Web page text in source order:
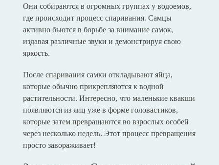
Они собираются в огромных группах у водоемов,
где происходит процесс спаривания. Самцы
активно бьются в борьбе за внимание самок,
издавая различные звуки и демонстрируя свою
яркость.
После спаривания самки откладывают яйца,
которые обычно прикрепляются к водной
растительности. Интересно, что маленькие квакши
появляются из яиц уже в форме головастиков,
которые затем превращаются во взрослых особей
через несколько недель. Этот процесс превращения
просто завораживает!